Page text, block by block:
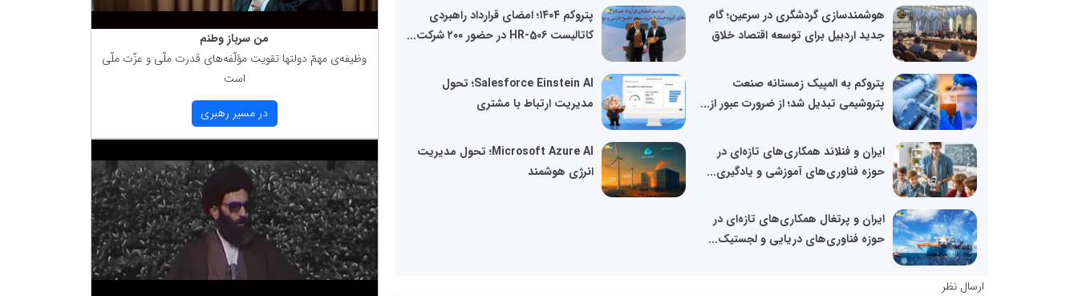
هوشمندسازی گردشگری در سرعین؛ گام
جدید اردبیل برای توسعه اقتصاد خلاق
پتروکم ۱۴۰۴؛ امضای قرارداد راهبردی
کاتالیست HR-506 در حضور ۲۰۰ شرکت...
پتروکم به المپیک زمستانه صنعت
پتروشیمی تبدیل شد؛ از ضرورت عبور از...
Salesforce Einstein AI؛ تحول
مدیریت ارتباط با مشتری
ایران و فنلاند همکاری‌های تازه‌ای در
حوزه فناوری‌های آموزشی و یادگیری...
Microsoft Azure AI؛ تحول مدیریت
انرژی هوشمند
ایران و پرتغال همکاری‌های تازه‌ای در
حوزه فناوری‌های دریایی و لجستیک...
ارسال نظر
من سرباز وطنم
وظیفه‌ی مهمّ دولتها تقویت مؤلّفه‌های قدرت ملّی و عزّت ملّی
است
در مسیر رهبری